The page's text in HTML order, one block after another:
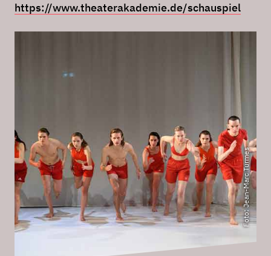
https://www.theaterakademie.de/schauspiel
Foto: Jean-Marc Turmes